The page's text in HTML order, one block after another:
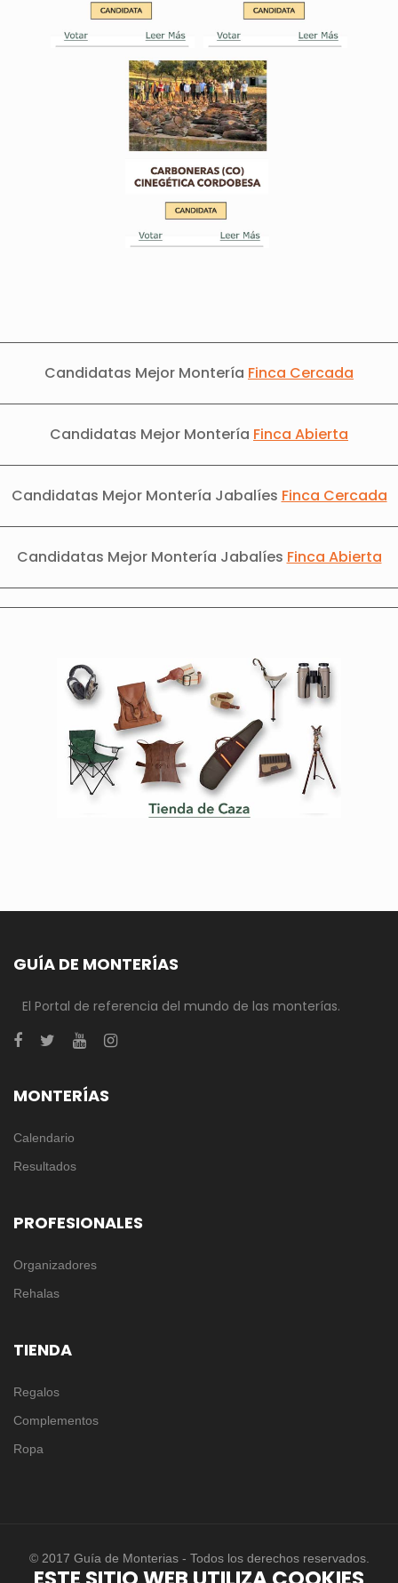
Candidatas Mejor Montería Finca Cercada
Candidatas Mejor Montería Finca Abierta
Candidatas Mejor Montería Jabalíes Finca Cercada
Candidatas Mejor Montería Jabalíes Finca Abierta
GUÍA DE MONTERÍAS
El Portal de referencia del mundo de las monterías.
MONTERÍAS
Calendario
Resultados
PROFESIONALES
Organizadores
Rehalas
TIENDA
Regalos
Complementos
Ropa
© 2017 Guía de Monterias - Todos los derechos reservados.